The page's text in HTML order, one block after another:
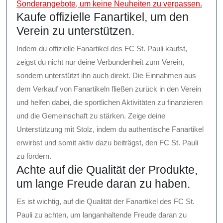
Sonderangebote, um keine Neuheiten zu verpassen.
Kaufe offizielle Fanartikel, um den
Verein zu unterstützen.
Indem du offizielle Fanartikel des FC St. Pauli kaufst,
zeigst du nicht nur deine Verbundenheit zum Verein,
sondern unterstützt ihn auch direkt. Die Einnahmen aus
dem Verkauf von Fanartikeln fließen zurück in den Verein
und helfen dabei, die sportlichen Aktivitäten zu finanzieren
und die Gemeinschaft zu stärken. Zeige deine
Unterstützung mit Stolz, indem du authentische Fanartikel
erwirbst und somit aktiv dazu beiträgst, den FC St. Pauli
zu fördern.
Achte auf die Qualität der Produkte,
um lange Freude daran zu haben.
Es ist wichtig, auf die Qualität der Fanartikel des FC St.
Pauli zu achten, um langanhaltende Freude daran zu